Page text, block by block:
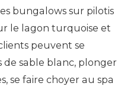
bungalows sur pilotis
le lagon turquoise et
peuvent se
sable blanc, plonger
se faire choyer au spa